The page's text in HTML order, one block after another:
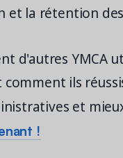
et la rétention
d'autres YMCA
ils
et
!